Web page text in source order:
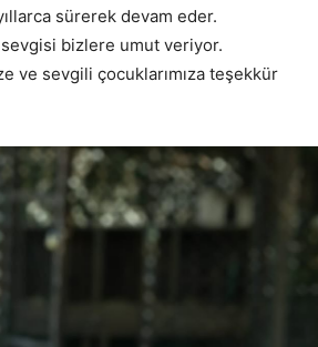
sürerek devam eder.
sevgisi bizlere umut veriyor.
sevgili çocuklarımıza teşekkür